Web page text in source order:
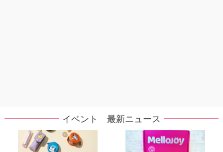
イベント 最新ニュース